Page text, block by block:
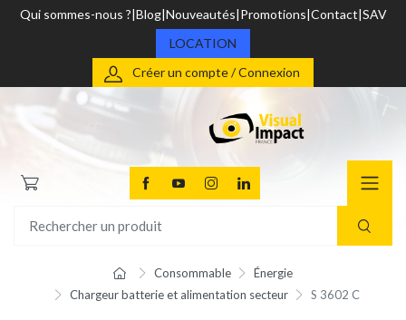
Qui sommes-nous ? Blog Nouveautés Promotions Contact SAV
LOCATION
Créer un compte / Connexion
Consommable
Énergie
Chargeur batterie et alimentation secteur
S 3602 C